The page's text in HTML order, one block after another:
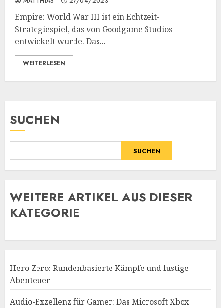
Empire: World War III ist ein Echtzeit-
Strategiespiel, das von Goodgame Studios
entwickelt wurde. Das...
WEITERLESEN
SUCHEN
SUCHEN
WEITERE ARTIKEL AUS DIESER
KATEGORIE
Hero Zero: Rundenbasierte Kämpfe und lustige
Abenteuer
Audio-Exzellenz für Gamer: Das Microsoft Xbox